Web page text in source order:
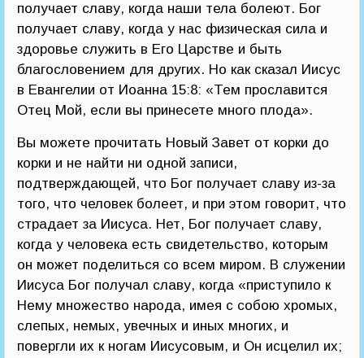
получает славу, когда наши тела болеют. Бог
получает славу, когда у нас физическая сила и
здоровье служить в Его Царстве и быть
благословением для других. Но как сказал Иисус
в Евангелии от Иоанна 15:8: «Тем прославится
Отец Мой, если вы принесете много плода».
Вы можете прочитать Новый Завет от корки до
корки и не найти ни одной записи,
подтверждающей, что Бог получает славу из-за
того, что человек болеет, и при этом говорит, что
страдает за Иисуса. Нет, Бог получает славу,
когда у человека есть свидетельство, которым
он может поделиться со всем миром. В служении
Иисуса Бог получал славу, когда «приступило к
Нему множество народа, имея с собою хромых,
слепых, немых, увечных и иных многих, и
повергли их к ногам Иисусовым, и Он исцелил их;